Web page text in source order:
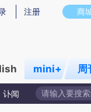
意图存在偏差。不代表财
商
注册
mini+ 周
讣闻